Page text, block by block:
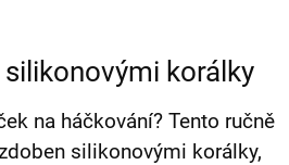
korálky
na háčkování? Tento ručně
silikonovými korálky,